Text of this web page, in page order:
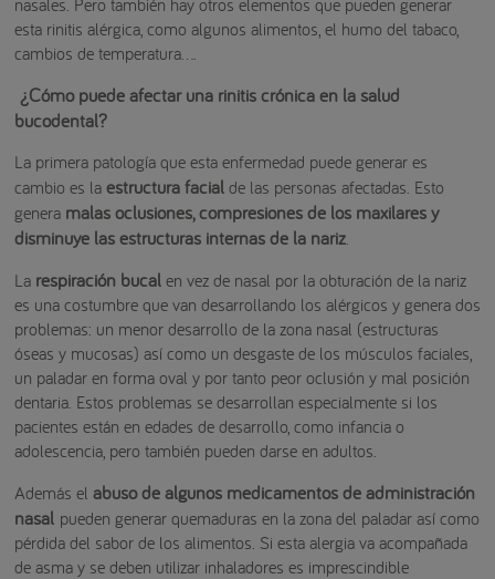
nasales. Pero también hay otros elementos que pueden generar
esta rinitis alérgica, como algunos alimentos, el humo del tabaco,
cambios de temperatura….
¿Cómo puede afectar una rinitis crónica en la salud
bucodental?
La primera patología que esta enfermedad puede generar es
cambio es la estructura facialde las personas afectadas. Esto
genera malas oclusiones, compresiones de los maxilares y
disminuye las estructuras internas de la nariz.
La respiración bucalen vez de nasal por la obturación de la nariz
es una costumbre que van desarrollando los alérgicos y genera dos
problemas: un menor desarrollo de la zona nasal (estructuras
óseas y mucosas) así como un desgaste de los músculos faciales,
un paladar en forma oval y por tanto peor oclusión y mal posición
dentaria. Estos problemas se desarrollan especialmente si los
pacientes están en edades de desarrollo, como infancia o
adolescencia, pero también pueden darse en adultos.
Además el abuso de algunos medicamentos de administración
nasalpueden generar quemaduras en la zona del paladar así como
pérdida del sabor de los alimentos. Si esta alergia va acompañada
de asma y se deben utilizar inhaladores es imprescindible